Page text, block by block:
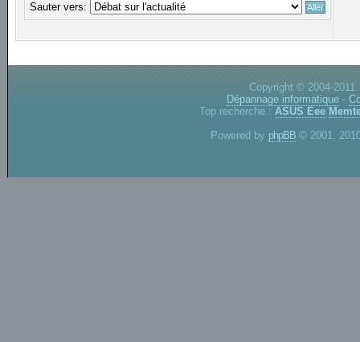
Sauter vers:
Copyright © 2004-
Dépannage informatique -
Top recherche : ASUS Eee
Powered by phpBB © 2001,